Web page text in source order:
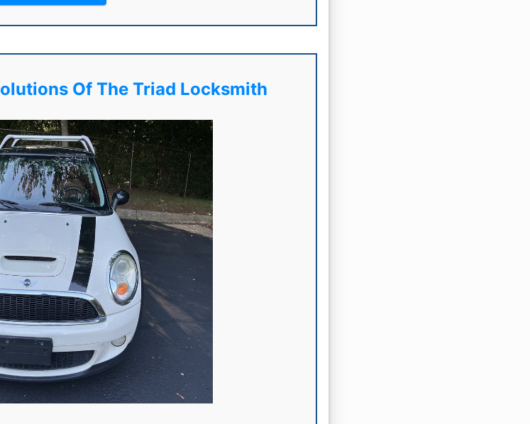
Of The Triad Locksmith